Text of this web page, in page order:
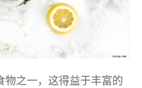
物之一，这得益于丰富的